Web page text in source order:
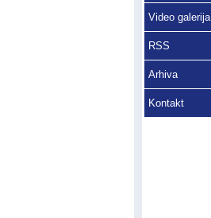
Video galerija
RSS
Arhiva
Kontakt